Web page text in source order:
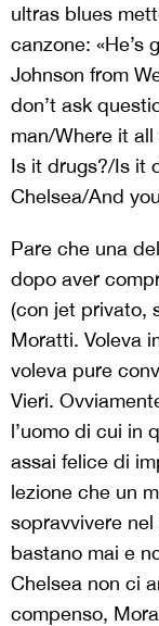
ultras blues
canzone: «He’s
Johnson from
don’t ask
man/Where it
Is it drugs?/Is it
Chelsea/And
Pare che una
dopo aver
(con jet privato,
Moratti. Voleva
voleva pure
Vieri.
l’uomo di cui in
assai felice di
lezione che un
sopravvivere
bastano mai e
Chelsea non ci
compenso,